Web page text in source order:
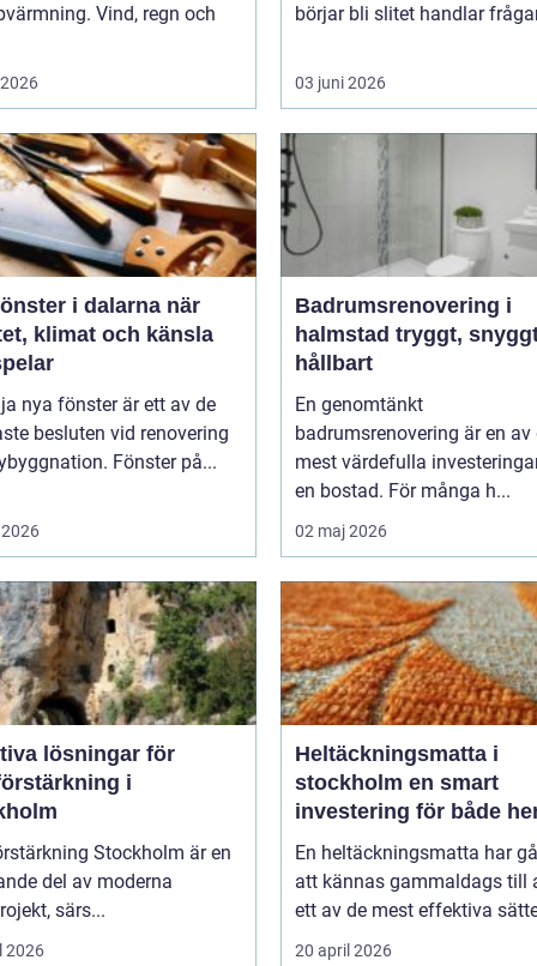
Vind, regn och
börjar bli slitet handlar
03 juni 2026
i dalarna när
klimat och känsla
nya fönster är ett av de
besluten vid renovering
Fönster på...
Badrumsrenovering i
halmstad tryggt, snyggt och
hållbart
En genomtänkt
badrumsrenovering är en av
mest värdefulla
en bostad. För många h...
02 maj 2026
lösningar för
i
Stockholm är en
del av moderna
särs...
2026
Heltäckningsmatta i
stockholm en smart
investering för både
och kontor
En heltäckningsmatta har
att kännas gammaldags till
ett av de mest effektiva
20 april 2026